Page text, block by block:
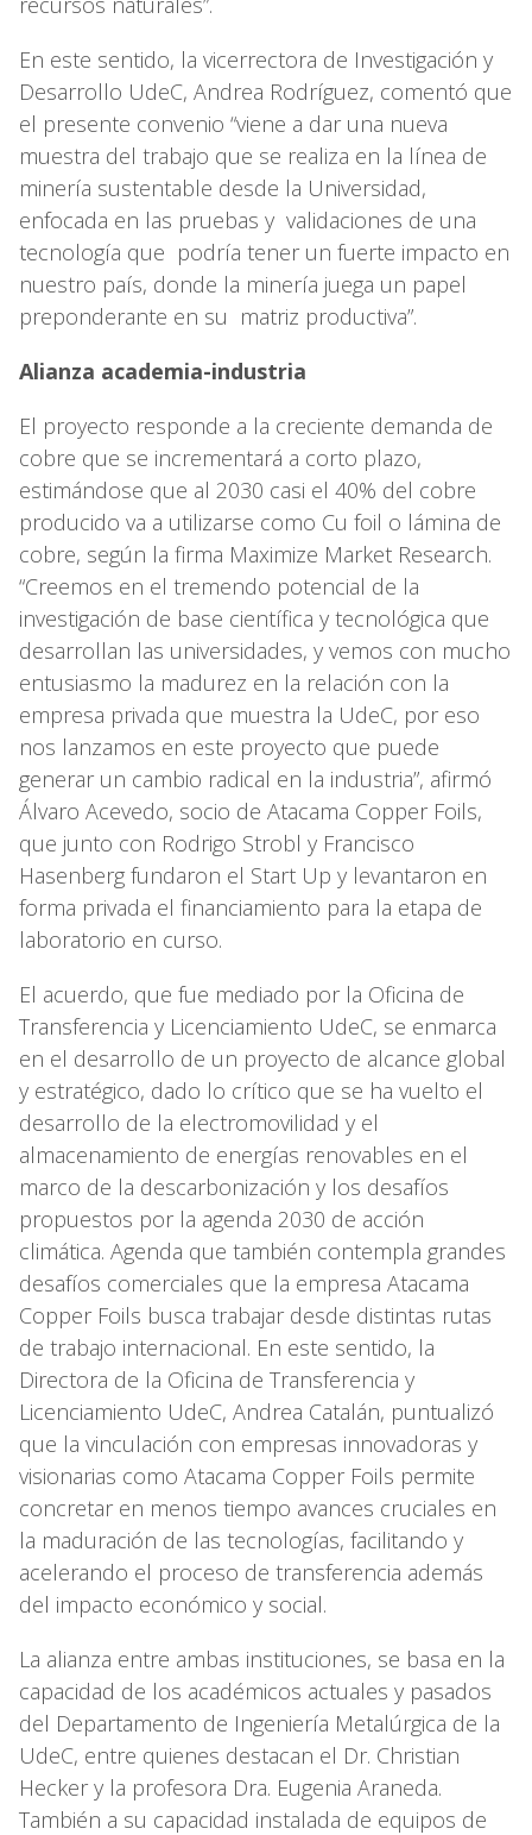
En este sentido, la vicerrectora de Investigación y
Desarrollo UdeC, Andrea Rodríguez, comentó que
el presente convenio “viene a dar una nueva
muestra del trabajo que se realiza en la línea de
minería sustentable desde la Universidad,
enfocada en las pruebas y validaciones de una
tecnología que podría tener un fuerte impacto en
nuestro país, donde la minería juega un papel
preponderante en su matriz productiva”.
Alianza academia-industria
El proyecto responde a la creciente demanda de
cobre que se incrementará a corto plazo,
estimándose que al 2030 casi el 40% del cobre
producido va a utilizarse como Cu foil o lámina de
cobre, según la firma Maximize Market Research.
“Creemos en el tremendo potencial de la
investigación de base científica y tecnológica que
desarrollan las universidades, y vemos con mucho
entusiasmo la madurez en la relación con la
empresa privada que muestra la UdeC, por eso
nos lanzamos en este proyecto que puede
generar un cambio radical en la industria”, afirmó
Álvaro Acevedo, socio de Atacama Copper Foils,
que junto con Rodrigo Strobl y Francisco
Hasenberg fundaron el Start Up y levantaron en
forma privada el financiamiento para la etapa de
laboratorio en curso.
El acuerdo, que fue mediado por la Oficina de
Transferencia y Licenciamiento UdeC, se enmarca
en el desarrollo de un proyecto de alcance global
y estratégico, dado lo crítico que se ha vuelto el
desarrollo de la electromovilidad y el
almacenamiento de energías renovables en el
marco de la descarbonización y los desafíos
propuestos por la agenda 2030 de acción
climática. Agenda que también contempla grandes
desafíos comerciales que la empresa Atacama
Copper Foils busca trabajar desde distintas rutas
de trabajo internacional. En este sentido, la
Directora de la Oficina de Transferencia y
Licenciamiento UdeC, Andrea Catalán, puntualizó
que la vinculación con empresas innovadoras y
visionarias como Atacama Copper Foils permite
concretar en menos tiempo avances cruciales en
la maduración de las tecnologías, facilitando y
acelerando el proceso de transferencia además
del impacto económico y social.
La alianza entre ambas instituciones, se basa en la
capacidad de los académicos actuales y pasados
del Departamento de Ingeniería Metalúrgica de la
UdeC, entre quienes destacan el Dr. Christian
Hecker y la profesora Dra. Eugenia Araneda.
También a su capacidad instalada de equipos de